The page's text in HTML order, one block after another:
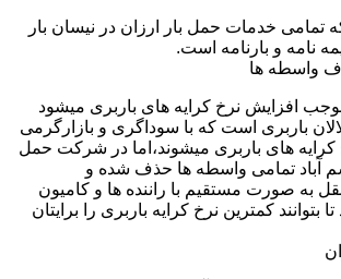
تمامی خدمات حمل بار ارزان در نیسان بار
نامه و بارنامه است.
واسطه ها
افزایش نرخ کرایه های باربری میشود
باربری است که با سوداگری و بازارگرمی
کرایه های باربری میشوند،اما در شرکت حمل
آباد تمامی واسطه ها حذف شده و
به صورت مستقیم با راننده ها و کامیون
بتوانند کمترین نرخ کرایه باربری را برایتان